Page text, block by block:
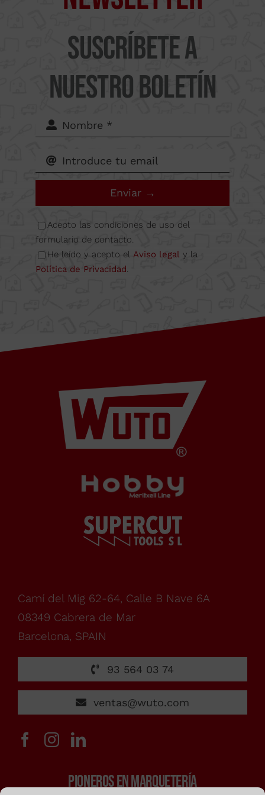
Suscríbete a
nuestro boletín
Enviar →
Acepto las condiciones de uso del
formulario de contacto.
He leído y acepto el Aviso legaly la
Política de Privacidad.
Camí del Mig 62-64, Calle B Nave 6A
08349 Cabrera de Mar
Barcelona, SPAIN
93 564 03 74
ventas@wuto.com
PIONEROS EN MARQUETERÍA
del Mig
62-64,
Calle B
Nave
6A
08349
Cabrera
Barcelona,
SPAIN
Horario Oficina
De
lunes
a
viernes,
de
7:00h